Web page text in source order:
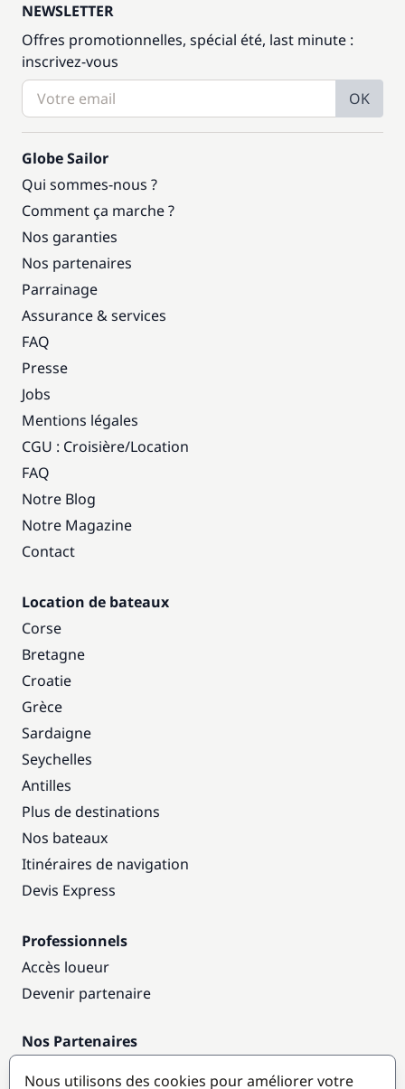
NEWSLETTER
Offres promotionnelles, spécial été, last minute :
inscrivez-vous
OK
Globe Sailor
Qui sommes-nous ?
Comment ça marche ?
Nos garanties
Nos partenaires
Parrainage
Assurance & services
FAQ
Presse
Jobs
Mentions légales
CGU : Croisière/Location
FAQ
Notre Blog
Notre Magazine
Contact
Location de bateaux
Corse
Bretagne
Croatie
Grèce
Sardaigne
Seychelles
Antilles
Plus de destinations
Nos bateaux
Itinéraires de navigation
Devis Express
Professionnels
Accès loueur
Devenir partenaire
Nos Partenaires
Nous utilisons des cookies pour améliorer votre